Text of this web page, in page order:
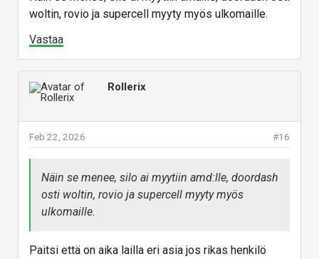
woltin, rovio ja supercell myyty myös ulkomaille.
Vastaa
Rollerix
#16
Feb 22, 2026
Näin se menee, silo ai myytiin amd:lle, doordash
osti woltin, rovio ja supercell myyty myös
ulkomaille.
Paitsi että on aika lailla eri asia jos rikas henkilö